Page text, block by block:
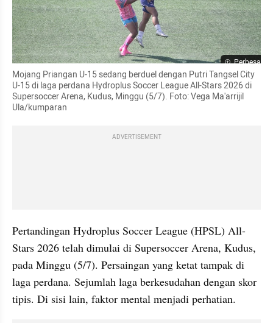
Perbesar
Mojang Priangan U-15 sedang berduel dengan Putri Tangsel City
U-15 di laga perdana Hydroplus Soccer League All-Stars 2026 di
Supersoccer Arena, Kudus, Minggu (5/7). Foto: Vega Ma'arrijil
Ula/kumparan
ADVERTISEMENT
Pertandingan Hydroplus Soccer League (HPSL) All-
Stars 2026 telah dimulai di Supersoccer Arena, Kudus,
pada Minggu (5/7). Persaingan yang ketat tampak di
laga perdana. Sejumlah laga berkesudahan dengan skor
tipis. Di sisi lain, faktor mental menjadi perhatian.